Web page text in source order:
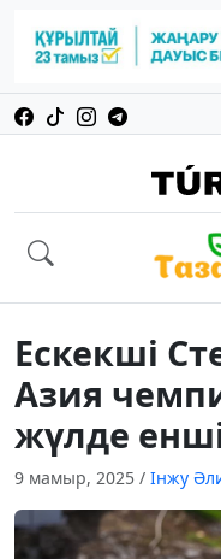
Ескекші
Азия
жүлде
9 мамыр, 2025 / Інжу